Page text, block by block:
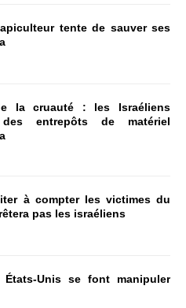
tente de sauver ses
la cruauté : les Israéliens
des entrepôts de matériel
à compter les victimes du
pas les israéliens
États-Unis se font manipuler